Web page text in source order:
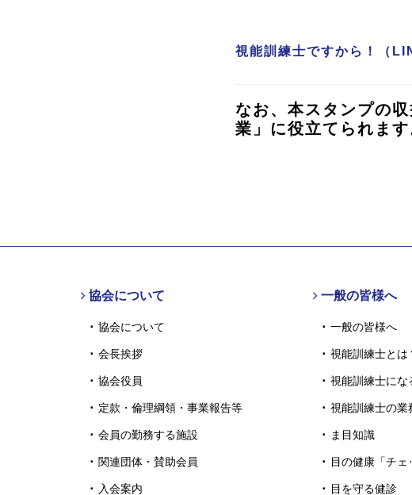
視能訓練士ですから！（
なお、本スタンプの
業」に役立てられます
協会について
協会について
会長挨拶
協会役員
定款・倫理綱領・事業報告等
会員の勤務する施設
関連団体・賛助会員
入会案内
一般の皆様へ
一般の皆様へ
視能訓練士とは
視能訓練士にな
視能訓練士の業
ま目知識
目の健康「チェ
目を守る健診